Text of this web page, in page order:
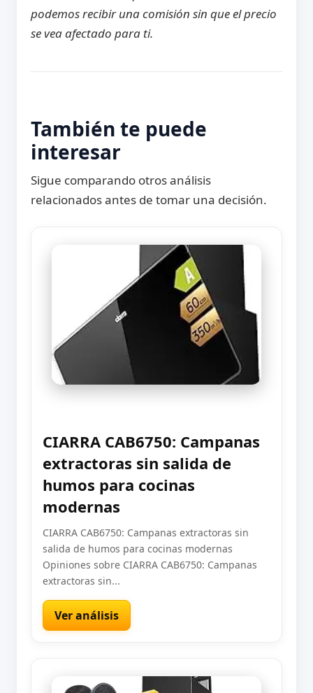
podemos recibir una comisión sin que el precio
se vea afectado para ti.
También te puede
interesar
Sigue comparando otros análisis
relacionados antes de tomar una decisión.
CIARRA CAB6750: Campanas
extractoras sin salida de
humos para cocinas
modernas
CIARRA CAB6750: Campanas extractoras sin
salida de humos para cocinas modernas
Opiniones sobre CIARRA CAB6750: Campanas
extractoras sin...
Ver análisis